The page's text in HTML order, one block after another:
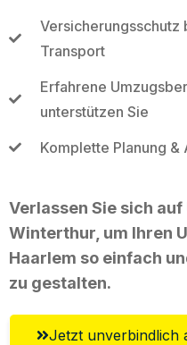
Versicherungsschutz
Transport
Erfahrene
unterstützen Sie
Komplette Planung
Verlassen Sie sich
Winterthur, um Ihren
Haarlem so einfach
zu gestalten.
Jetzt unverbindlich